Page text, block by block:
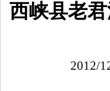
西峡县老
2012/